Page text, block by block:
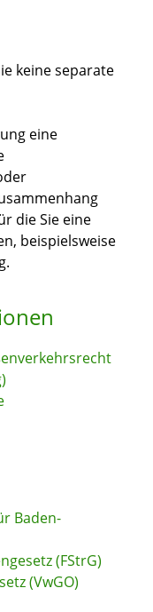
keine separate
eine
die Sie eine
beispielsweise
Baden-
(FStrG)
(VwGO)